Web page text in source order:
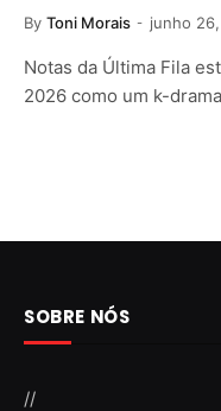
By Toni Morais junho
Notas da Última Fila
2026 como um k-
SOBRE NÓS
//